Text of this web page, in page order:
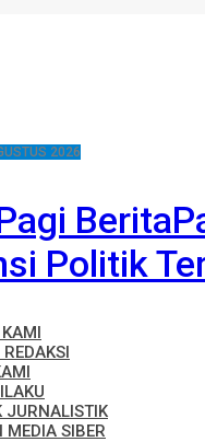
2026
Politik
JURNALISTIK
MEDIA SIBER